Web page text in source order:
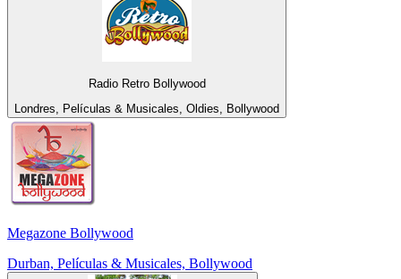
Radio Retro Bollywood
Londres, Películas & Musicales, Oldies, Bollywood
Megazone Bollywood
Durban, Películas & Musicales, Bollywood